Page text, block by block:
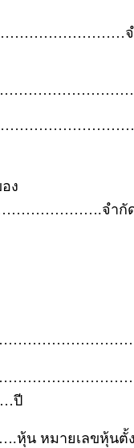
จ
ง
จำกั
ปี
หมายเลขหุ้นตั้ง